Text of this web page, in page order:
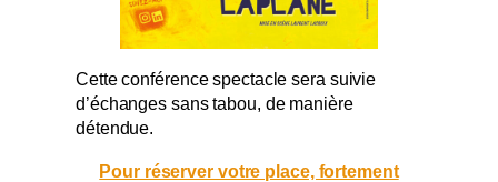
Cette conférence spectacle sera suivie
d’échanges sans tabou, de manière
détendue.
Pour réserver votre place, fortement